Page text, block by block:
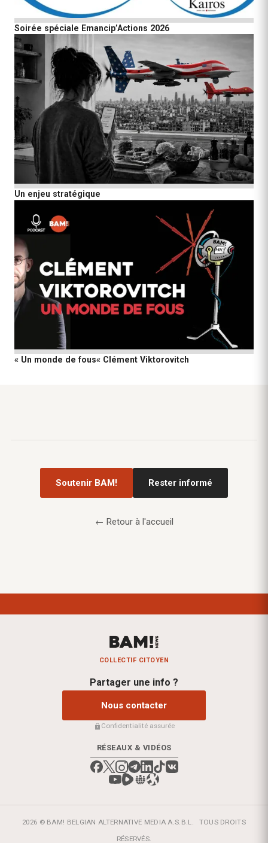
Soirée spéciale Emancip’Actions 2026
Un enjeu stratégique
« Un monde de fous« Clément Viktorovitch
Soutenir BAM! Rester informé
← Retour à l'accueil
COLLECTIF CITOYEN
Partager une info ?
Nous contacter
Confidentialité assurée
RÉSEAUX & VIDÉOS
2026 © BAM! BELGIAN ALTERNATIVE MEDIA A.S.B.L.
TOUS DROITS
RÉSERVÉS.